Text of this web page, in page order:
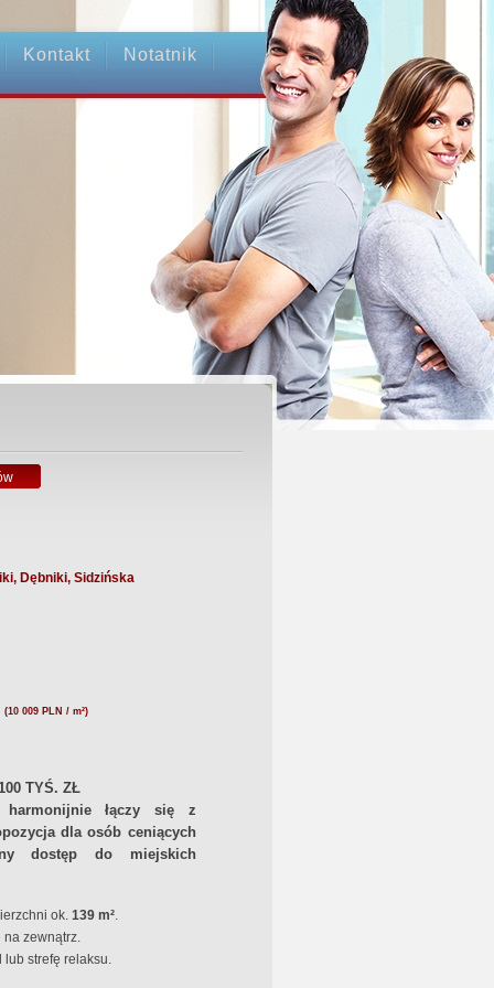
Kontakt Notatnik
Dębniki, Sidzińska
(10 009 PLN / m²)
TYŚ. ZŁ
łączy się z
dla osób ceniących
dostęp do miejskich
ok. 139 m².
zewnątrz.
strefę relaksu.